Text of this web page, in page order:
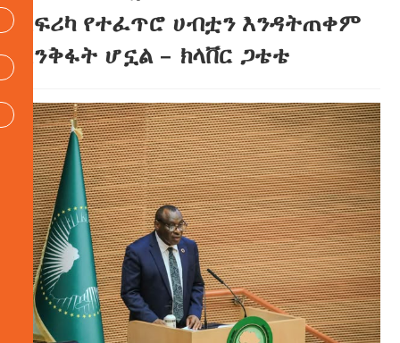
አፍሪካ የተፈጥሮ ሀብቷን እንዳትጠቀም
እንቅፋት ሆኗል – ክላቨር ጋቴቴ